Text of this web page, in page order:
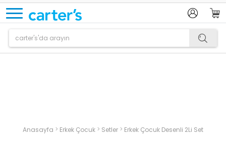
Anasayfa > Erkek Çocuk > Setler > Erkek Çocuk Desenli 2Li Set
Ürün sepetinize eklenmiştir.